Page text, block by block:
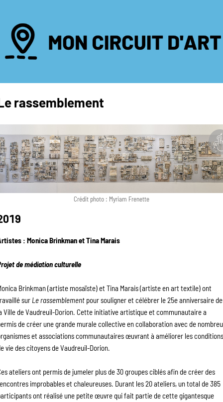
rassemblement
Crédit photo : Myriam Frenette
: Monica Brinkman et Tina Marais
de médiation culturelle
Brinkman (artiste mosaïste) et Tina Marais (artiste en art textile) ont
sur Le rassemblement pour souligner et célébrer le 25e anniversaire de
Ville de Vaudreuil-Dorion. Cette initiative artistique et communautaire a
de créer une grande murale collective en collaboration avec de
et associations communautaires œuvrant à améliorer les conditions
vie des citoyens de Vaudreuil-Dorion.
ateliers ont permis de jumeler plus de 30 groupes ciblés afin de créer des
improbables et chaleureuses. Durant les 20 ateliers, un total de 385
ont réalisé une petite œuvre qui fait partie de cette gigantesque